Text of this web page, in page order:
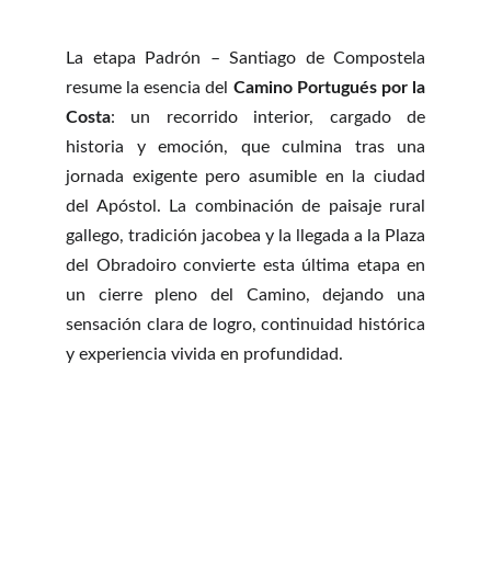
La etapa Padrón – Santiago de Compostela
resume la esencia del Camino Portugués por la
Costa: un recorrido interior, cargado de
historia y emoción, que culmina tras una
jornada exigente pero asumible en la ciudad
del Apóstol. La combinación de paisaje rural
gallego, tradición jacobea y la llegada a la Plaza
del Obradoiro convierte esta última etapa en
un cierre pleno del Camino, dejando una
sensación clara de logro, continuidad histórica
y experiencia vivida en profundidad.